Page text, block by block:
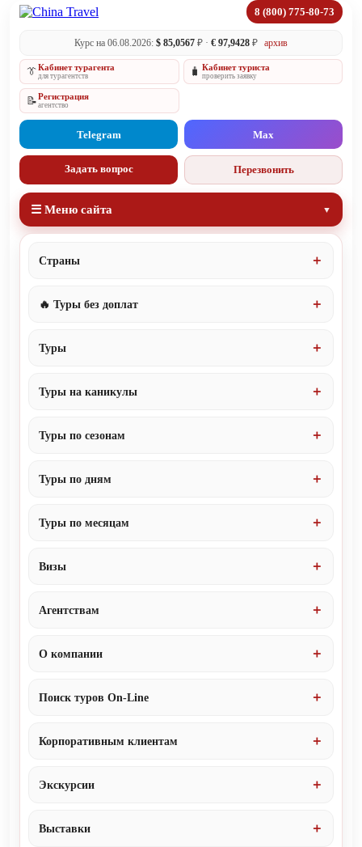
8 (800) 775-80-73
Курс на 06.08.2026: $ 85,0567 ₽ · € 97,9428 ₽ архив
👔Кабинет турагента
для турагентств 🧳 Кабинет туриста
проверить заявку
📝Регистрация
агентство
Telegram Max
Задать вопрос Перезвонить
☰ Меню сайта
Страны
🔥 Туры без доплат
Туры
Туры на каникулы
Туры по сезонам
Туры по дням
Туры по месяцам
Визы
Агентствам
О компании
Поиск туров On-Line
Корпоративным клиентам
Экскурсии
Выставки